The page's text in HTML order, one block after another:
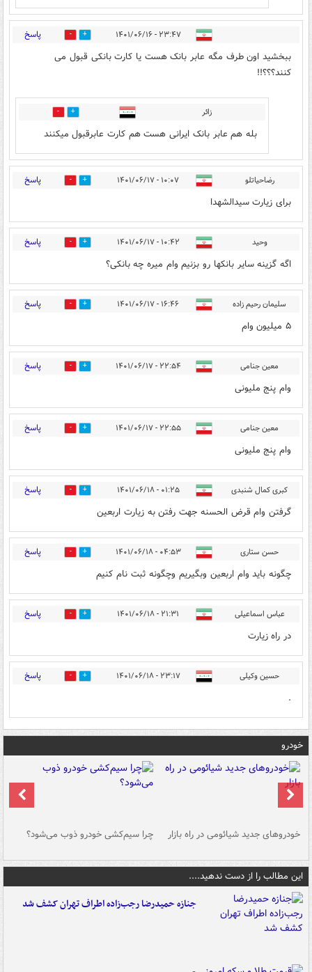
۲۳:۴۷ - ۱۴۰۱/۰۶/۱۶ 1 پاسخ
ببخشید اون طرف مگه عابر بانک هست یا کارت بانکی قبول می
کنند؟؟؟!!
زائر 0
بله هم عابر بانک ایرانی هست هم کارت عابرقبول میکنند
رضاحیاتلو ۱۰:۰۷ - ۱۴۰۱/۰۶/۱۷ 0 پاسخ
برای زیارت سیدالشهدا
وحید ۱۰:۴۲ - ۱۴۰۱/۰۶/۱۷ 2 پاسخ
اگه گزینه سایر بانکها رو بزنیم وام میره چه بانکی؟
سلیمان رحیم زاده ۱۶:۴۶ - ۱۴۰۱/۰۶/۱۷ 0 پاسخ
۵ میلیون وام
معین جنامی ۲۲:۵۴ - ۱۴۰۱/۰۶/۱۷ 0 پاسخ
وام پنج ملیونی
معین جنامی ۲۲:۵۵ - ۱۴۰۱/۰۶/۱۷ 0 پاسخ
وام پنج ملیونی
کبری کمال شنبدی ۰۱:۲۵ - ۱۴۰۱/۰۶/۱۸ 1 پاسخ
گرفتن وام قرض الحسنه جهت رفتن به زیارت اربعین
حسن ستاری ۰۴:۵۳ - ۱۴۰۱/۰۶/۱۸ 0 پاسخ
چگونه باید وام اربعین وبگیریم وچگونه ثبت نام کنیم
عباس اسماعیلی ۲۱:۳۱ - ۱۴۰۱/۰۶/۱۸ 0 پاسخ
در راه زیارت
حسین وکیلی ۲۳:۱۷ - ۱۴۰۱/۰۶/۱۸ 0 پاسخ
.
خودرو
خودروهای جدید شیائومی در راه بازار چرا سیم‌کشی خودرو ذوب می‌شود؟
این مطالب را از دست ندهید....
جنازه حمیدرضا رجب‌زاده اطراف تهران کشف شد